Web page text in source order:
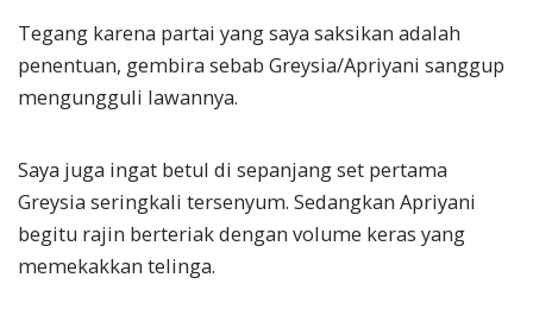
Tegang karena partai yang saya saksikan adalah
penentuan, gembira sebab Greysia/Apriyani sanggup
mengungguli lawannya.
Saya juga ingat betul di sepanjang set pertama
Greysia seringkali tersenyum. Sedangkan Apriyani
begitu rajin berteriak dengan volume keras yang
memekakkan telinga.